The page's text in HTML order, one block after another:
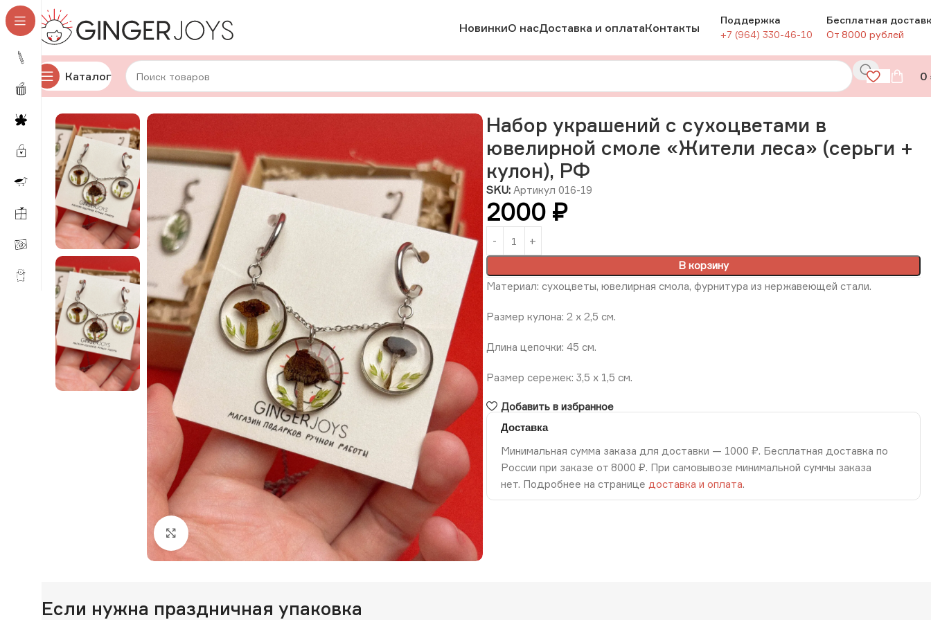
НовинкиО насДоставка и оплатаКонтакты
Поддержка
+7 (964) 330-46-10
Бесплатная
От 8000 рублей
Каталог 0
Главная Украшения Наборы украшений Набор украшений с сухоцветами в ювелирной смоле «Жители леса» (серьги + кулон), РФ
Нажмите, чтобы увеличить изображение
Набор украшений с сухоцветами в
ювелирной смоле «Жители леса» (серьги +
кулон), РФ
SKU: Артикул 016-19
2000 ₽
В корзину
Материал: сухоцветы, ювелирная смола, фурнитура из нержавеющей стали.
Размер кулона: 2 x 2,5 см.
Длина цепочки: 45 см.
Размер сережек: 3,5 x 1,5 см.
Добавить в избранное
Доставка
Минимальная сумма заказа для доставки — 1000 ₽. Бесплатная доставка по
России при заказе от 8000 ₽. При самовывозе минимальной суммы заказа
нет. Подробнее на странице доставка и оплата.
Если нужна праздничная упаковка